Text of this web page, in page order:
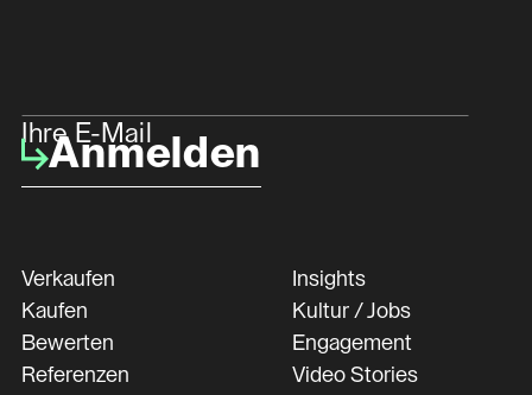
Ihre E-Mail
Anmelden
Verkaufen
Kaufen
Bewerten
Referenzen
Insights
Kultur / Jobs
Engagement
Video Stories